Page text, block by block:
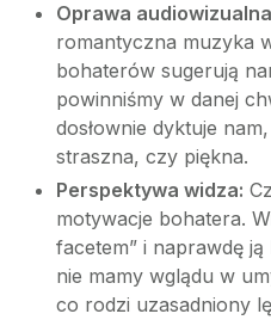
Oprawa
romantyczna muzyka
bohaterów sugerują
powinniśmy w danej
dosłownie dyktuje
straszna, czy piękna.
Perspektywa widza:
motywacje bohatera.
facetem” i naprawdę
nie mamy wglądu w
co rodzi uzasadniony